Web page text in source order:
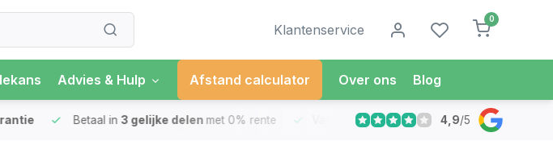
Klantenservice
0
Advies & Hulp Afstand calculator Over ons Blog
Betaal in 3 gelijke delen met 0% rente Vandaag besteldMorgen in Huis*
4,9/5